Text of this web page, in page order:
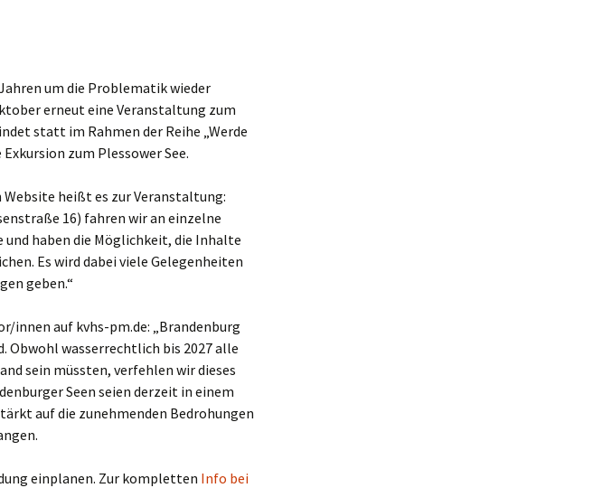
um die Problematik wieder
erneut eine Veranstaltung zum
statt im Rahmen der Reihe „Werde
zum Plessower See.
heißt es zur Veranstaltung:
16) fahren wir an einzelne
haben die Möglichkeit, die Inhalte
Es wird dabei viele Gelegenheiten
geben.“
innen auf kvhs-pm.de: „Brandenburg
Obwohl wasserrechtlich bis 2027 alle
sein müssten, verfehlen wir dieses
Seen seien derzeit in einem
auf die zunehmenden Bedrohungen
einplanen. Zur kompletten Info bei